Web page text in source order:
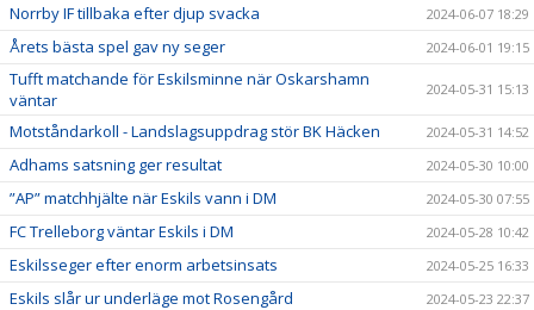
Norrby IF tillbaka efter djup svacka 2024-06-07 18:29
Årets bästa spel gav ny seger 2024-06-01 19:15
Tufft matchande för Eskilsminne när Oskarshamn
väntar
2024-05-31 15:13
Motståndarkoll - Landslagsuppdrag stör BK Häcken 2024-05-31 14:52
Adhams satsning ger resultat 2024-05-30 10:00
”AP” matchhjälte när Eskils vann i DM 2024-05-30 07:55
FC Trelleborg väntar Eskils i DM 2024-05-28 10:42
Eskilsseger efter enorm arbetsinsats 2024-05-25 16:33
Eskils slår ur underläge mot Rosengård 2024-05-23 22:37